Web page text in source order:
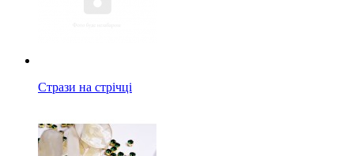
Стрази на стрічці